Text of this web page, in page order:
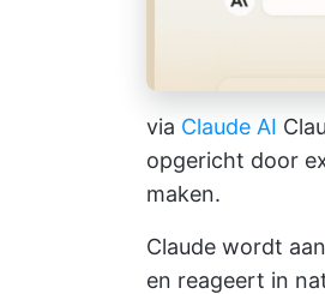
via Claude AI
opgericht door
maken.
Claude wordt
en reageert in